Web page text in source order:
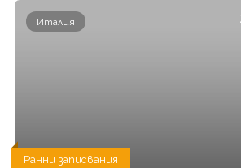
Италия
Ранни записвания